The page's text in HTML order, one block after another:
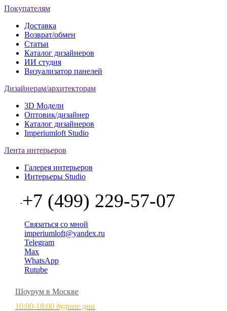
Покупателям
Доставка
Возврат/обмен
Статьи
Каталог дизайнеров
ИИ студия
Визуализатор панелей
Дизайнерам/архитекторам
3D Модели
Оптовик/дизайнер
Каталог дизайнеров
Imperiumloft Studio
Лента интерьеров
Галерея интерьеров
Интерьеры Studio
+7 (499) 229-57-07
Связаться со мной
imperiumloft@yandex.ru
Telegram
Max
WhatsApp
Rutube
Шоурум в Москве
10:00-18:00 будние дни